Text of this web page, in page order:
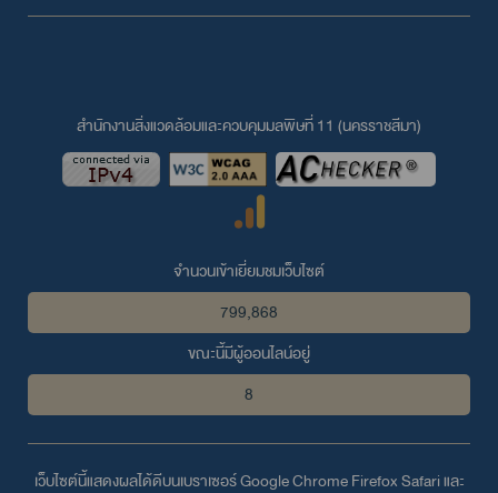
สำนักงานสิ่งแวดล้อมและควบคุมมลพิษที่ 11 (นครราชสีมา)
จำนวนเข้าเยี่ยมชมเว็บไซต์
799,868
ขณะนี้มีผู้ออนไลน์อยู่
8
เว็บไซต์นี้แสดงผลได้ดีบนเบราเซอร์Google ChromeFirefoxSafariและ